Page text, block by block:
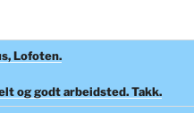
Lofoten.
og godt arbeidsted. Takk.